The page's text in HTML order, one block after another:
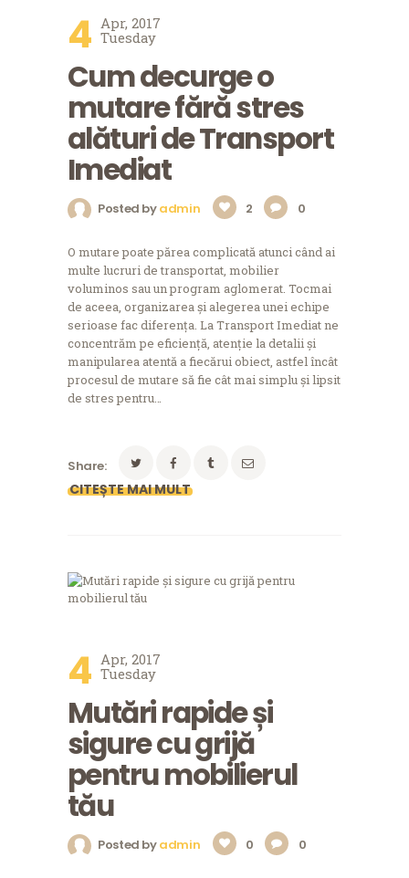
4 Apr, 2017
Tuesday
Cum decurge o
mutare fără stres
alături de Transport
Imediat
Posted byadmin 2 0
O mutare poate părea complicată atunci când ai
multe lucruri de transportat, mobilier
voluminos sau un program aglomerat. Tocmai
de aceea, organizarea și alegerea unei echipe
serioase fac diferența. La Transport Imediat ne
concentrăm pe eficiență, atenție la detalii și
manipularea atentă a fiecărui obiect, astfel încât
procesul de mutare să fie cât mai simplu și lipsit
de stres pentru…
Share:
4 Apr, 2017
Tuesday
Mutări rapide și
sigure cu grijă
pentru mobilierul
tău
Posted byadmin 0 0